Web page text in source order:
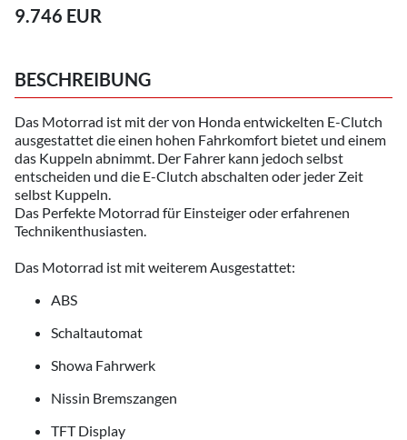
9.746 EUR
BESCHREIBUNG
Das Motorrad ist mit der von Honda entwickelten E-Clutch
ausgestattet die einen hohen Fahrkomfort bietet und einem
das Kuppeln abnimmt. Der Fahrer kann jedoch selbst
entscheiden und die E-Clutch abschalten oder jeder Zeit
selbst Kuppeln.
Das Perfekte Motorrad für Einsteiger oder erfahrenen
Technikenthusiasten.
Das Motorrad ist mit weiterem Ausgestattet:
ABS
Schaltautomat
Showa Fahrwerk
Nissin Bremszangen
TFT Display